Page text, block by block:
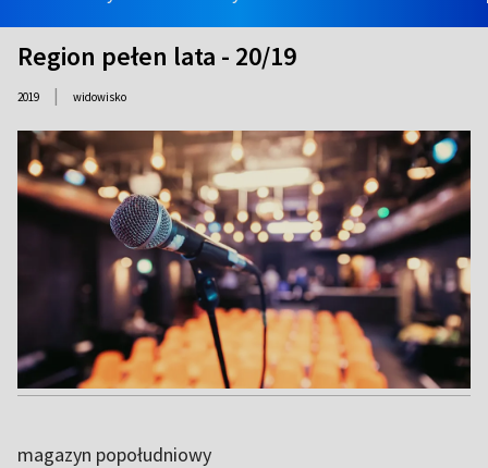
Region pełen lata - 20/19
2019 | widowisko
magazyn popołudniowy